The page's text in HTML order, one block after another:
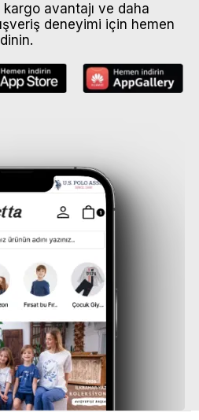
avantajı ve daha
deneyimi için hemen